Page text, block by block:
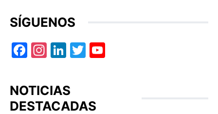
SÍGUENOS
Facebook
Instagram
LinkedIn
Twitter
NOTICIAS
DESTACADAS